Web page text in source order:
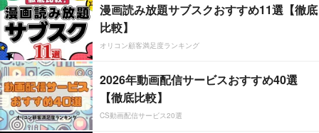
漫画読み放題サブスクおすすめ11選【徹底
比較】
オリコン顧客満足度ランキング
2026年動画配信サービスおすすめ40選
【徹底比較】
CS動画配信サービス20選